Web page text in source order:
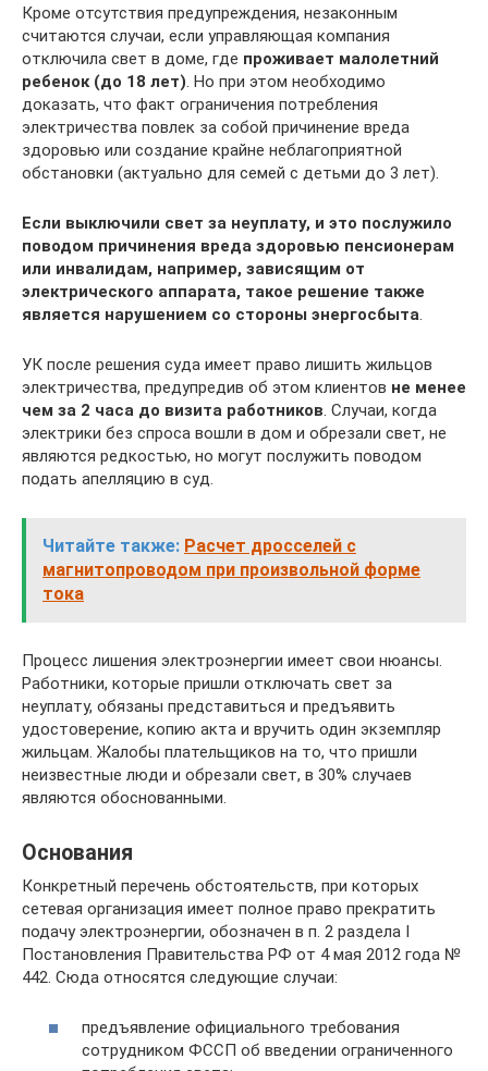
Кроме отсутствия предупреждения, незаконным
считаются случаи, если управляющая компания
отключила свет в доме, где проживает малолетний
ребенок (до 18 лет). Но при этом необходимо
доказать, что факт ограничения потребления
электричества повлек за собой причинение вреда
здоровью или создание крайне неблагоприятной
обстановки (актуально для семей с детьми до 3 лет).
Если выключили свет за неуплату, и это послужило
поводом причинения вреда здоровью пенсионерам
или инвалидам, например, зависящим от
электрического аппарата, такое решение также
является нарушением со стороны энергосбыта.
УК после решения суда имеет право лишить жильцов
электричества, предупредив об этом клиентов не менее
чем за 2 часа до визита работников. Случаи, когда
электрики без спроса вошли в дом и обрезали свет, не
являются редкостью, но могут послужить поводом
подать апелляцию в суд.
Читайте также: Расчет дросселей с
магнитопроводом при произвольной форме
тока
Процесс лишения электроэнергии имеет свои нюансы.
Работники, которые пришли отключать свет за
неуплату, обязаны представиться и предъявить
удостоверение, копию акта и вручить один экземпляр
жильцам. Жалобы плательщиков на то, что пришли
неизвестные люди и обрезали свет, в 30% случаев
являются обоснованными.
Основания
Конкретный перечень обстоятельств, при которых
сетевая организация имеет полное право прекратить
подачу электроэнергии, обозначен в п. 2 раздела I
Постановления Правительства РФ от 4 мая 2012 года №
442. Сюда относятся следующие случаи:
предъявление официального требования
сотрудником ФССП об введении ограниченного